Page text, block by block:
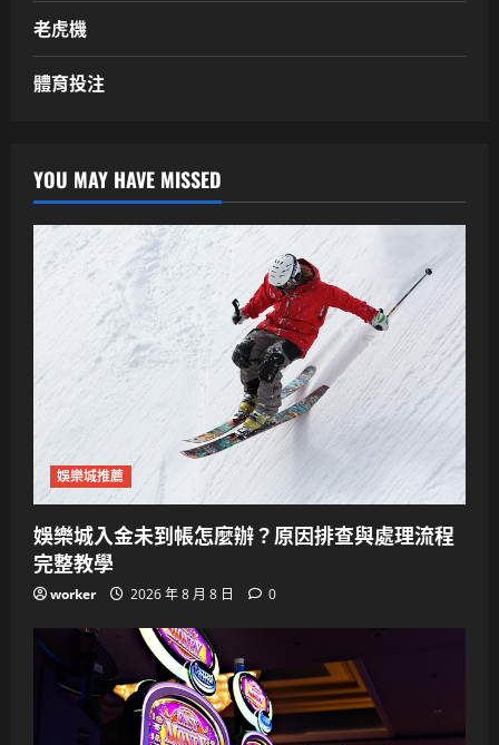
老虎機
體育投注
YOU MAY HAVE MISSED
娛樂城推薦
娛樂城入金未到帳怎麼辦？原因排查與處理流程
完整教學
worker 2026 年 8 月 8 日 0